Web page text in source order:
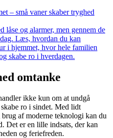
– små vaner skaber tryghed
låse og alarmer, men gennem de
Læs, hvordan du kan
i hjemmet, hvor hele familien
skabe ro i hverdagen.
omtanke
ikke kun om at undgå
ro i sindet. Med lidt
af moderne teknologi kan du
Det er en lille indsats, der kan
og feriefreden.